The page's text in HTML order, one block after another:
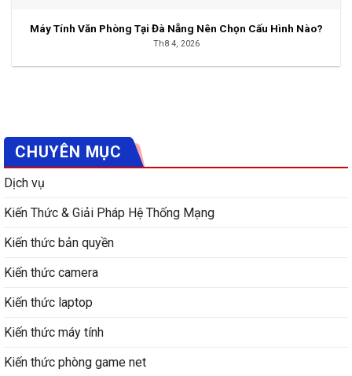
Máy Tính Văn Phòng Tại Đà Nẵng Nên Chọn Cấu Hình Nào?
Th8 4, 2026
CHUYÊN MỤC
Dịch vụ
Kiến Thức & Giải Pháp Hệ Thống Mạng
Kiến thức bản quyền
Kiến thức camera
Kiến thức laptop
Kiến thức máy tính
Kiến thức phòng game net